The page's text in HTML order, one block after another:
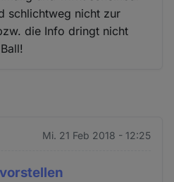
schlichtweg nicht zur
die Info dringt nicht
Mi. 21 Feb 2018 - 12:25